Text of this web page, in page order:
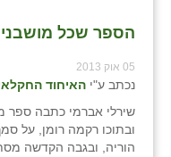
הספר שכל
05 אוק 2013
נכתב ע"י האיחוד
שירלי אברמי כתבה ספר
ובתוכו רקמה רומן, על
הוריה, ובגבה הקדשה
דקל
זוהר
הדר עם
חבצלת השרון